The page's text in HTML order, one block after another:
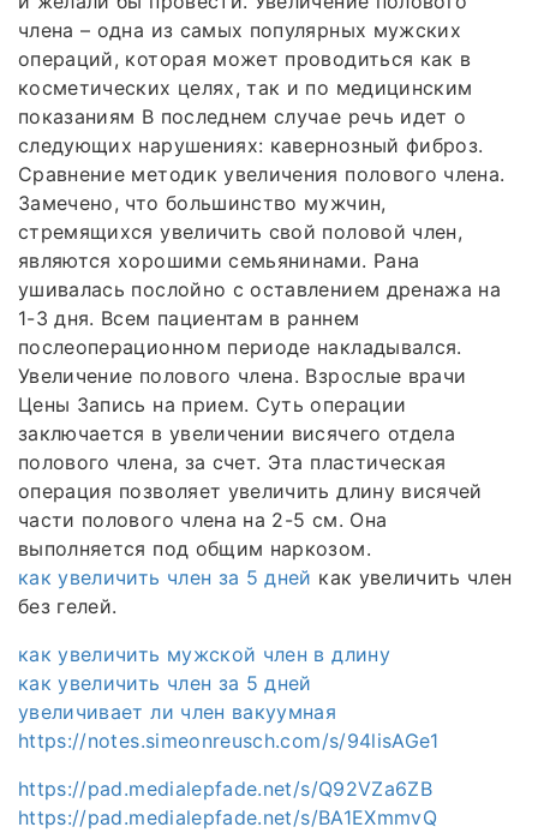
члена – одна из самых популярных мужских
операций, которая может проводиться как в
косметических целях, так и по медицинским
показаниям В последнем случае речь идет о
следующих нарушениях: кавернозный фиброз.
Сравнение методик увеличения полового члена.
Замечено, что большинство мужчин,
стремящихся увеличить свой половой член,
являются хорошими семьянинами. Рана
ушивалась послойно с оставлением дренажа на
1-3 дня. Всем пациентам в раннем
послеоперационном периоде накладывался.
Увеличение полового члена. Взрослые врачи
Цены Запись на прием. Суть операции
заключается в увеличении висячего отдела
полового члена, за счет. Эта пластическая
операция позволяет увеличить длину висячей
части полового члена на 2-5 см. Она
выполняется под общим наркозом.
как увеличить член за 5 дней как увеличить член
без гелей.
как увеличить мужской член в длину
как увеличить член за 5 дней
увеличивает ли член вакуумная
https://notes.simeonreusch.com/s/94lisAGe1
https://pad.medialepfade.net/s/Q92VZa6ZB
https://pad.medialepfade.net/s/BA1EXmmvQ